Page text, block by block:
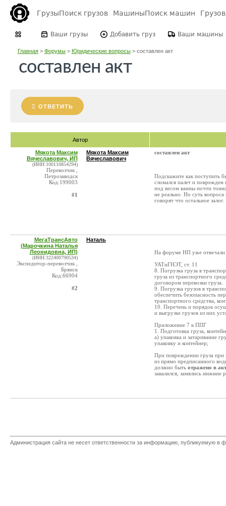
ГрузыПоиск грузов МашиныПоиск машин
Ваши грузы Добавить груз Ваши машины
Главная> Форумы> Юридические вопросы> составлен акт
составлен акт
ОТВЕТИТЬ
Автор
Мякота Максим
Вячеславович, ИП
(ИНН:100110854294)
Перевозчик ,
Петрозаводск
Код:199003
#1
Мякота Максим
Вячеславович
составлен акт
Подскажите как поступить
сломался палет и поврежден
под весом ванны почти
не реально. Но суть
говорят что остальное
МегаТрансАвто
(Марочкина Наталья
Леонидовна, ИП)
(ИНН:322400790534)
Экспедитор-перевозчик ,
Брянск
Код:66904
#2
Наталь
На форуме НП уже
УАТиГНЭТ, ст. 11
8. Погрузка груза в
груза из транспортного
договором перевозки груза.
9. Погрузка грузов в
обеспечить безопасность
транспортного средства,
10. Перечень и порядок
и выгрузке грузов из них
Приложение 7 к ППГ
1. Подготовка груза,
а) упаковка и затаривание
упаковку и контейнер;
При повреждении груза при
из прямо предписанного
должно быть отражено в
завалился, замялись нижние
Администрация сайта не несет ответственности за информацию, публикуемую